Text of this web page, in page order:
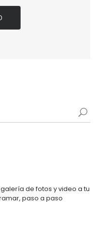
de fotos y video a tu
paso a paso